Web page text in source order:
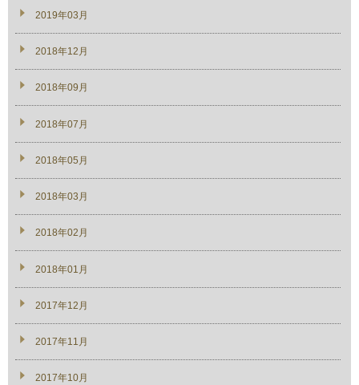
2019年03月
2018年12月
2018年09月
2018年07月
2018年05月
2018年03月
2018年02月
2018年01月
2017年12月
2017年11月
2017年10月